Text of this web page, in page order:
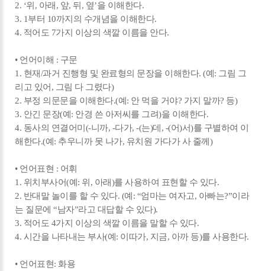
2. ‘위, 아래, 앞, 뒤, 옆’을 이해한다.
3. 1부터 10까지의 수개념을 이해한다.
4. 적어도 7가지 이상의 색깔 이름을 안다.
• 언어이해 : 구문
1. 현재/과거 진행형 및 완료형의 문장을 이해한다. (예: 그림 그
리고 있어, 그림 다 그렸다)
2. 부정 의문문을 이해한다.(예: 안 먹을 거야? 가지 말까? 등)
3. 안긴 문장(예: 안경 쓴 아저씨를 그려)을 이해한다.
4. 동사의 연결어미(-니까, -다가, -(는)데, -(어)서)를 구별하여 이
해한다.(예: 추우니까 못 나가, 유치원 가다가 사 줄께)
• 언어표현 : 어휘
1. 위치부사어(예: 위, 아래)를 사용하여 표현할 수 있다.
2. 반대말 놀이를 할 수 있다. (예: “엄마는 여자고, 아빠는?”이라
는 질문에 “남자”라고 대답할 수 있다).
3. 적어도 4가지 이상의 색깔 이름을 말할 수 있다.
4. 시간을 나타내는 부사(예: 이따가, 지금, 아까 등)를 사용한다.
• 언어표현: 화용